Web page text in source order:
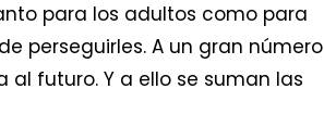
para los adultos como para
perseguirles. A un gran número
futuro. Y a ello se suman las